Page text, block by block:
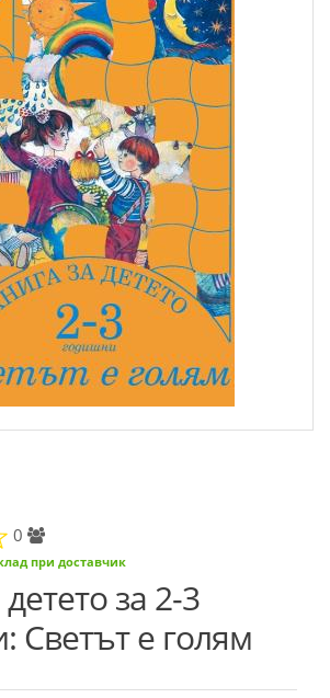
0
при доставчик
за 2-3
Светът е голям